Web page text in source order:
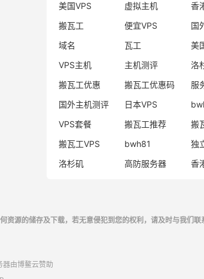
美国VPS
虚拟主机
香
搬瓦工
便宜VPS
国
域名
瓦工
美
VPS主机
主机测评
洛
搬瓦工优惠
搬瓦工优惠码
服
国外主机测评
日本VPS
VPS套餐
搬瓦工推荐
搬
搬瓦工VPS
bwh81
独
洛杉矶
高防服务器 香
资源的储存及下载，若无意侵犯到您的权利，请及时与我们联
器由博鳌云赞助